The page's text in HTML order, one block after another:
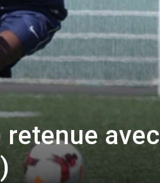
retenue avec